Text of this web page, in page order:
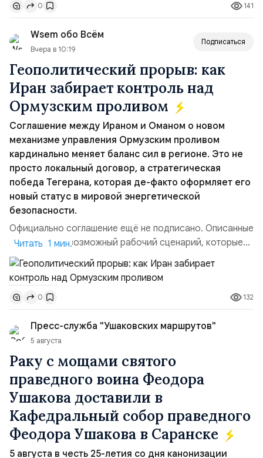
„исключительно оборонительной страны“ и выносит
вопрос о собственном ядерном вооружении на
всеобщее обозрение, одновреме...
0 141
Wsem обо Всём
Вчера в 10:19
Подписаться
Геополитический прорыв: как
Иран забирает контроль над
Ормузским проливом
Соглашение между Ираном и Оманом о новом
механизме управления Ормузским проливом
кардинально меняет баланс сил в регионе. Это не
просто локальный договор, а стратегическая
победа Тегерана, которая де-факто оформляет его
новый статус в мировой энергетической
безопасности.
Официально соглашение ещё не подписано. Описанные
пункты — это возможный рабочий сценарий, которые
скорее всего будут реализованы.Разбираем ключевые
тезисы и последствия этого соглашения:. 1. Новые
доли контроля (75 на 25). Было: Ранее Иран и Оман
контролировали пролив на паритетных началах —
50/50. Стало: Новое соглашение закрепляет за
Ираном...
Читать 1 мин.
0 132
Пресс-служба "Ушаковских маршрутов"
5 августа
Раку с мощами святого
праведного воина Феодора
Ушакова доставили в
Кафедральный собор праведного
Феодора Ушакова в Саранске
5 августа в честь 25-летия со дня канонизации